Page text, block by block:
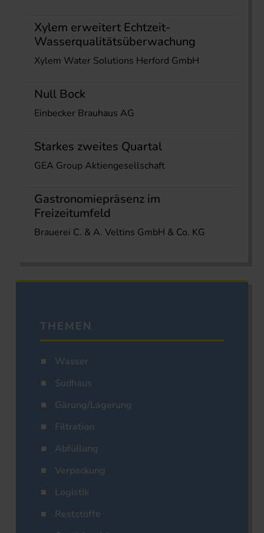
Xylem erweitert Echtzeit-
Wasserqualitätsüberwachung
Xylem Water Solutions Herford GmbH
Null Bock
Einbecker Brauhaus AG
Starkes zweites Quartal
GEA Group Aktiengesellschaft
Gastronomiepräsenz im
Freizeitumfeld
Brauerei C. & A. Veltins GmbH & Co. KG
THEMEN
Wasser
Sudhaus
Gärung/Lagerung
Filtration
Abfüllung
Verpackung
Logistik
Reststoffe